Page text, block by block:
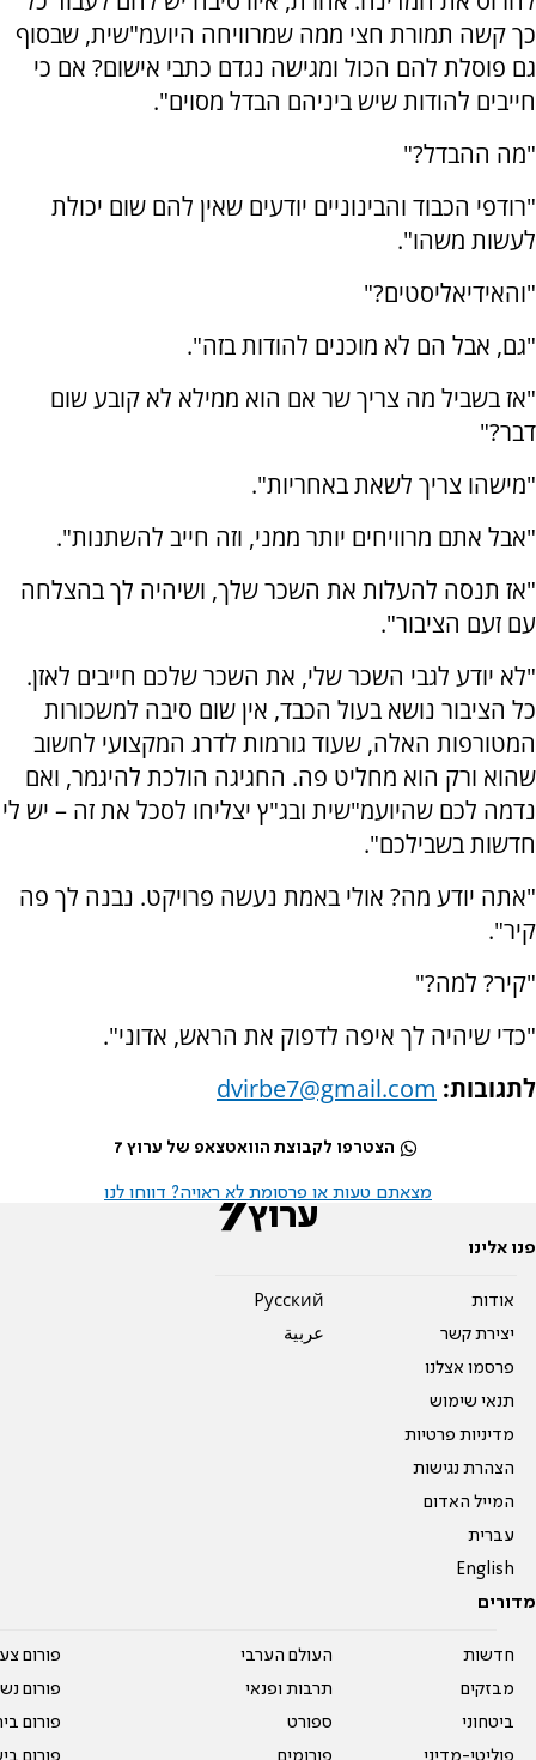
כך קשה תמורת חצי ממה שמרוויחה היועמ"שית, שבסוף
גם פוסלת להם הכול ומגישה נגדם כתבי אישום? אם כי
חייבים להודות שיש ביניהם הבדל מסוים".
"מה ההבדל?"
"רודפי הכבוד והבינוניים יודעים שאין להם שום יכולת
לעשות משהו".
"והאידיאליסטים?"
"גם, אבל הם לא מוכנים להודות בזה".
"אז בשביל מה צריך שר אם הוא ממילא לא קובע שום
דבר?"
"מישהו צריך לשאת באחריות".
"אבל אתם מרוויחים יותר ממני, וזה חייב להשתנות".
"אז תנסה להעלות את השכר שלך, ושיהיה לך בהצלחה
עם זעם הציבור".
"לא יודע לגבי השכר שלי, את השכר שלכם חייבים לאזן.
כל הציבור נושא בעול הכבד, אין שום סיבה למשכורות
המטורפות האלה, שעוד גורמות לדרג המקצועי לחשוב
שהוא ורק הוא מחליט פה. החגיגה הולכת להיגמר, ואם
נדמה לכם שהיועמ"שית ובג"ץ יצליחו לסכל את זה – יש לי
חדשות בשבילכם".
"אתה יודע מה? אולי באמת נעשה פרויקט. נבנה לך פה
קיר".
"קיר? למה?"
"כדי שיהיה לך איפה לדפוק את הראש, אדוני".
לתגובות: dvirbe7@gmail.com
הצטרפו לקבוצת הוואטצאפ של ערוץ 7
מצאתם טעות או פרסומת לא ראויה? דווחו לנו
פנו אלינו
אודות
יצירת קשר
פרסמו אצלנו
תנאי שימוש
מדיניות פרטיות
הצהרת נגישות
המייל האדום
עברית
English
Pусский
عربية
מדורים
חדשות
מבזקים
ביטחוני
פוליטי-מדיני
העולם הערבי
תרבות ופנאי
ספורט
פורומים
פורום
פורום
פורום
פורום